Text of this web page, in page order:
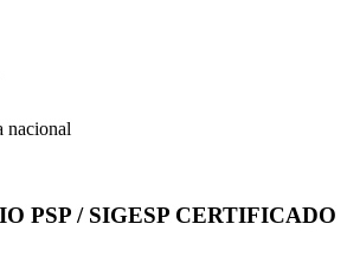
nacional
PSP / SIGESP CERTIFICADO